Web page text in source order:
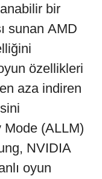
bir
sunan AMD
özellikleri
aza indiren
(ALLM)
NVIDIA
oyun